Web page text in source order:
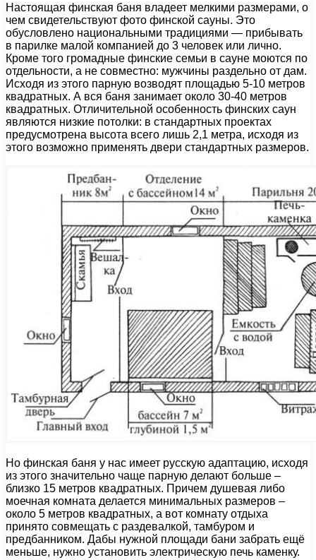
Настоящая финская баня владеет мелкими размерами, о
чем свидетельствуют фото финской сауны. Это
обусловлено национальными традициями — прибывать
в парилке малой компанией до 3 человек или лично.
Кроме того громадные финские семьи в сауне моются по
отдельности, а не совместно: мужчины раздельно от дам.
Исходя из этого парную возводят площадью 5-10 метров
квадратных. А вся баня занимает около 30-40 метров
квадратных. Отличительной особенность финских саун
являются низкие потолки: в стандартных проектах
предусмотрена высота всего лишь 2,1 метра, исходя из
этого возможно применять двери стандартных размеров.
Но финская баня у нас имеет русскую адаптацию, исходя
из этого значительно чаще парную делают больше –
близко 15 метров квадратных. Причем душевая либо
моечная комната делается минимальных размеров –
около 5 метров квадратных, а вот комнату отдыха
принято совмещать с раздевалкой, тамбуром и
предбанником. Дабы нужной площади бани забрать ещё
меньше, нужно установить электрическую печь каменку.